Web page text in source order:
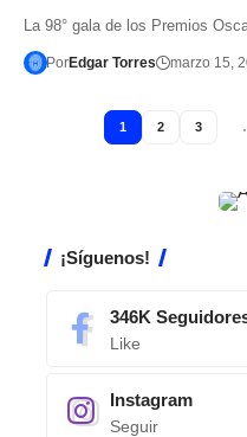
La 98° gala de los Premios
PorEdgar Torres marzo 15,
1 2 3
¡Síguenos!
346K
Like
Instagram
Seguir